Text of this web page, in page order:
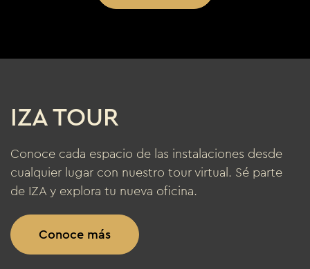
IZA TOUR
Conoce cada espacio de las instalaciones desde
cualquier lugar con nuestro tour virtual. Sé parte
de IZA y explora tu nueva oficina.
Conoce más